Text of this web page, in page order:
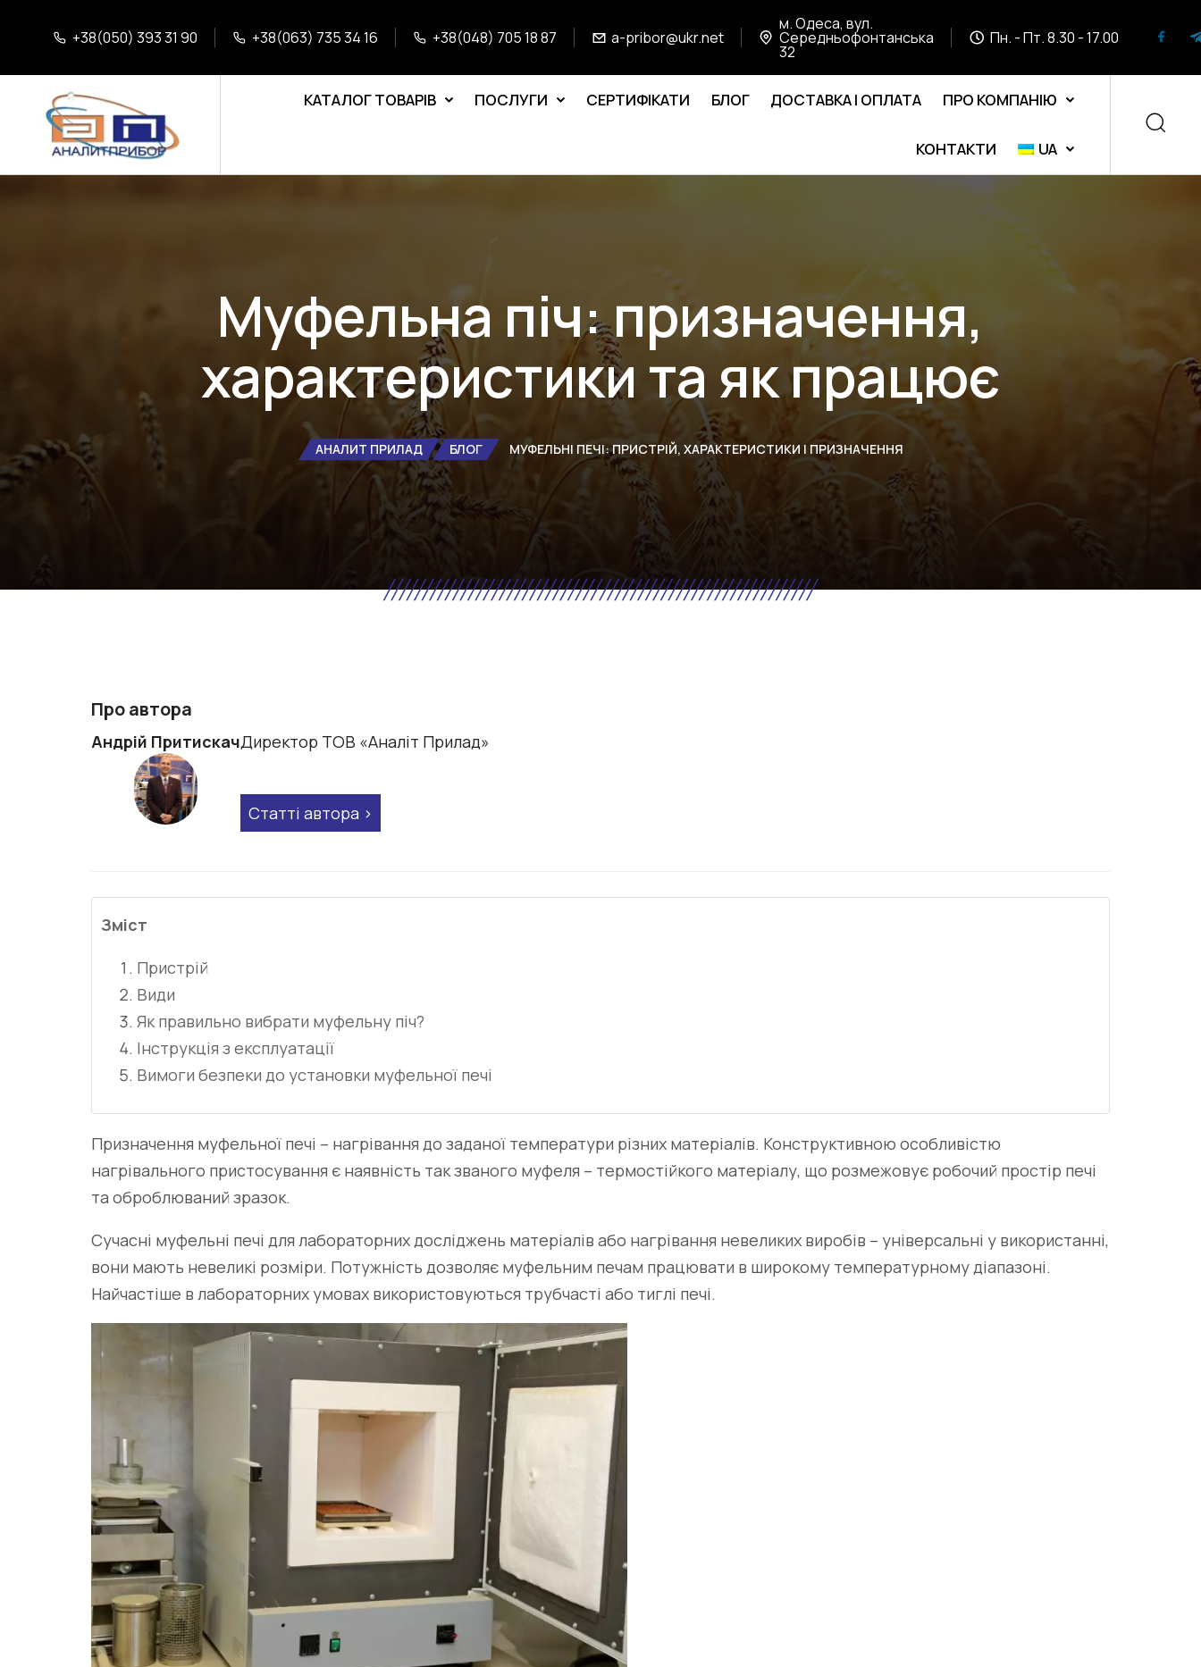
+38(050) 393 31 90 +38(063) 735 34 16 +38(048) 705 18 87 a-pribor@ukr.net
м. Одеса, вул.
Середньофонтанська
32
Пн. - Пт. 8.30 - 17.00
КАТАЛОГ ТОВАРІВ ПОСЛУГИ СЕРТИФІКАТИ БЛОГ ДОСТАВКА І ОПЛАТА ПРО КОМПАНІЮ
КОНТАКТИ UA
Муфельна піч: призначення,
характеристики та як працює
АНАЛИТ ПРИЛАД БЛОГ МУФЕЛЬНІ ПЕЧІ: ПРИСТРІЙ, ХАРАКТЕРИСТИКИ І ПРИЗНАЧЕННЯ
Про автора
Андрій ПритискачДиректор ТОВ «Аналіт Прилад»
Статті автора
Зміст
Пристрій
Види
Як правильно вибрати муфельну піч?
Інструкція з експлуатації
Вимоги безпеки до установки муфельної печі
Призначення муфельної печі – нагрівання до заданої температури різних матеріалів. Конструктивною особливістю
нагрівального пристосування є наявність так званого муфеля – термостійкого матеріалу, що розмежовує робочий простір печі
та оброблюваний зразок.
Сучасні муфельні печі для лабораторних досліджень матеріалів або нагрівання невеликих виробів – універсальні у використанні,
вони мають невеликі розміри. Потужність дозволяє муфельним печам працювати в широкому температурному діапазоні.
Найчастіше в лабораторних умовах використовуються трубчасті або тиглі печі.